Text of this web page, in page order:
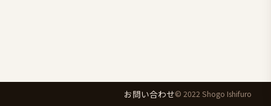
お問い合わせ© 2022 Shogo Ishifuro